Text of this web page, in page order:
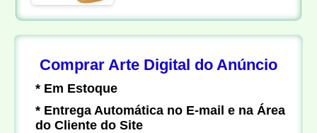
Comprar Arte Digital do Anúncio
* Em Estoque
* Entrega Automática no E-mail e na Área
do Cliente do Site